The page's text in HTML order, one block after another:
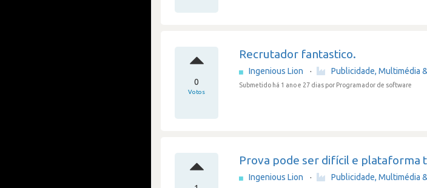
0
Votos
Recrutador fantastico.
Ingenious Lion · Publicidade, Multimédia
Submetido há 1 ano e 27 dias por Programador de software
Prova pode ser difícil e plataforma
Ingenious Lion · Publicidade, Multimédia